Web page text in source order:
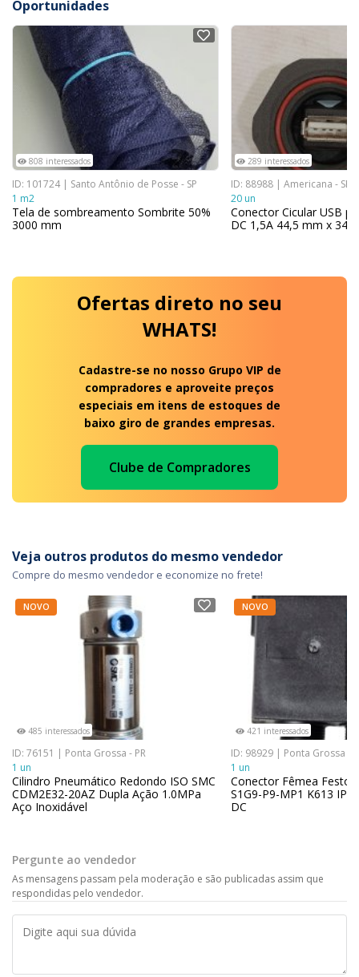
Oportunidades
NOVO
808 interessados
ID: 101724 | Santo Antônio de Posse - SP
1 m2
Tela de sombreamento Sombrite 50%
3000 mm
289 interessados
ID: 88988 | Americana - SP
20 un
Conector Cicular USB
DC 1,5A 44,5 mm x
Ofertas direto no seu
WHATS!
Cadastre-se no nosso Grupo VIP de
compradores e aproveite preços
especiais em itens de estoques de
baixo giro de grandes empresas.
Clube de Compradores
Veja outros produtos do mesmo vendedor
Compre do mesmo vendedor e economize no frete!
NOVO
485 interessados
ID: 76151 | Ponta Grossa - PR
1 un
Cilindro Pneumático Redondo ISO SMC
CDM2E32-20AZ Dupla Ação 1.0MPa
Aço Inoxidável
NOVO
421 interessados
ID: 98929 | Ponta Grossa -
1 un
Conector Fêmea Festo
S1G9-P9-MP1 K613
DC
Pergunte ao vendedor
As mensagens passam pela moderação e são publicadas assim que
respondidas pelo vendedor.